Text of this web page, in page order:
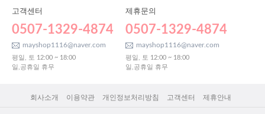
고객센터
0507-1329-4874
mayshop1116@naver.com
평일, 토 12:00 ~ 18:00
일,공휴일 휴무
제휴문의
0507-1329-4874
mayshop1116@naver.com
평일, 토 12:00 ~ 18:00
일,공휴일 휴무
회사소개 이용약관 개인정보처리방침 고객센터 제휴안내